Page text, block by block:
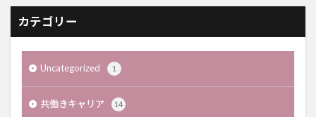
カテゴリー
Uncategorized 1
共働きキャリア 14